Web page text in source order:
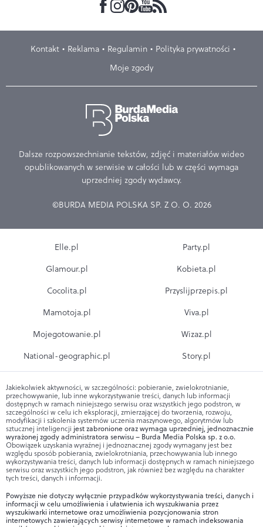
Kontakt Reklama Regulamin
Polityka prywatności
Moje zgody
Dalsze rozpowszechnianie tekstów, zdjęć i materiałów wideo
opublikowanych w serwisie w całości lub w części wymaga
uprzedniej zgody wydawcy.
©BURDA MEDIA POLSKA SP. Z O. O. 2026
Elle.pl
Glamour.pl
Cocolita.pl
Mamotoja.pl
Mojegotowanie.pl
National-geographic.pl
Party.pl
Kobieta.pl
Przyslijprzepis.pl
Viva.pl
Wizaz.pl
Story.pl
Jakiekolwiek aktywności, w szczególności: pobieranie, zwielokrotnianie,
przechowywanie, lub inne wykorzystywanie treści, danych lub informacji
dostępnych w ramach niniejszego serwisu oraz wszystkich jego podstron, w
szczególności w celu ich eksploracji, zmierzającej do tworzenia, rozwoju,
modyfikacji i szkolenia systemów uczenia maszynowego, algorytmów lub
sztucznej inteligencji jest zabronione oraz wymaga uprzedniej, jednoznacznie
wyrażonej zgody administratora serwisu – Burda Media Polska sp. z o.o.
Obowiązek uzyskania wyraźnej i jednoznacznej zgody wymagany jest bez
względu sposób pobierania, zwielokrotniania, przechowywania lub innego
wykorzystywania treści, danych lub informacji dostępnych w ramach niniejszego
serwisu oraz wszystkich jego podstron, jak również bez względu na charakter
tych treści, danych i informacji.
Powyższe nie dotyczy wyłącznie przypadków wykorzystywania treści, danych i
informacji w celu umożliwienia i ułatwienia ich wyszukiwania przez
wyszukiwarki internetowe oraz umożliwienia pozycjonowania stron
internetowych zawierających serwisy internetowe w ramach indeksowania